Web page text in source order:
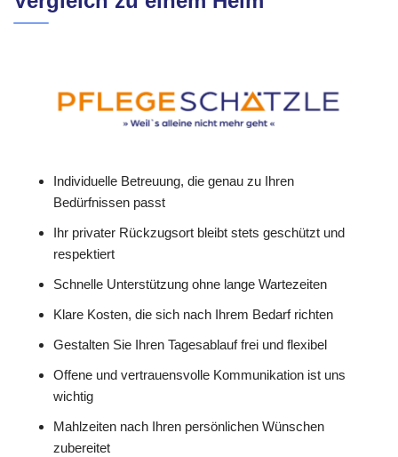
Individuelle Betreuung, die genau zu Ihren
Bedürfnissen passt
Ihr privater Rückzugsort bleibt stets geschützt und
respektiert
Schnelle Unterstützung ohne lange Wartezeiten
Klare Kosten, die sich nach Ihrem Bedarf richten
Gestalten Sie Ihren Tagesablauf frei und flexibel
Offene und vertrauensvolle Kommunikation ist uns
wichtig
Mahlzeiten nach Ihren persönlichen Wünschen
zubereitet